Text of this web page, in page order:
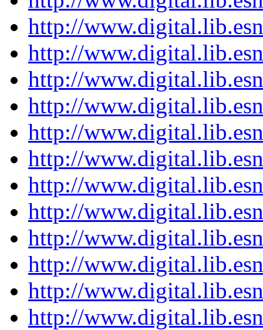
http://
http://
http://
http://
http://
http://
http://
http://
http://
http://
http://
http://